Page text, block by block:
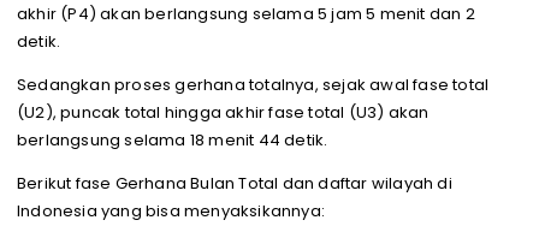
akhir (P4) akan berlangsung selama 5 jam 5 menit dan 2
detik.
Sedangkan proses gerhana totalnya, sejak awal fase total
(U2), puncak total hingga akhir fase total (U3) akan
berlangsung selama 18 menit 44 detik.
Berikut fase Gerhana Bulan Total dan daftar wilayah di
Indonesia yang bisa menyaksikannya: